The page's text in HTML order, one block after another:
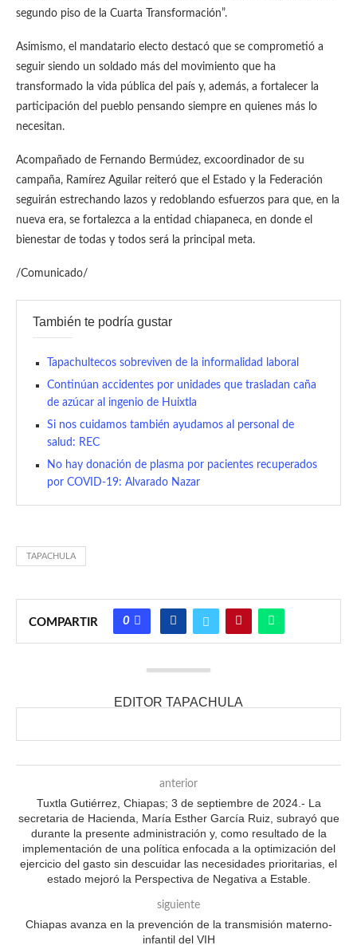
segundo piso de la Cuarta Transformación”.
Asimismo, el mandatario electo destacó que se comprometió a
seguir siendo un soldado más del movimiento que ha
transformado la vida pública del país y, además, a fortalecer la
participación del pueblo pensando siempre en quienes más lo
necesitan.
Acompañado de Fernando Bermúdez, excoordinador de su
campaña, Ramírez Aguilar reiteró que el Estado y la Federación
seguirán estrechando lazos y redoblando esfuerzos para que, en la
nueva era, se fortalezca a la entidad chiapaneca, en donde el
bienestar de todas y todos será la principal meta.
/Comunicado/
También te podría gustar
Tapachultecos sobreviven de la informalidad laboral
Continúan accidentes por unidades que trasladan caña
de azúcar al ingenio de Huixtla
Si nos cuidamos también ayudamos al personal de
salud: REC
No hay donación de plasma por pacientes recuperados
por COVID-19: Alvarado Nazar
TAPACHULA
COMPARTIR 0
EDITOR TAPACHULA
anterior
Tuxtla Gutiérrez, Chiapas; 3 de septiembre de 2024.- La
secretaria de Hacienda, María Esther García Ruiz, subrayó que
durante la presente administración y, como resultado de la
implementación de una política enfocada a la optimización del
ejercicio del gasto sin descuidar las necesidades prioritarias, el
estado mejoró la Perspectiva de Negativa a Estable.
siguiente
Chiapas avanza en la prevención de la transmisión materno-
infantil del VIH